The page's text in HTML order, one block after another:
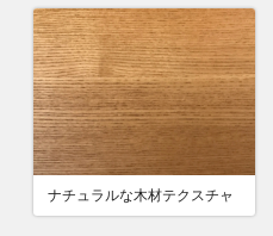
ナチュラルな木材テクスチャ